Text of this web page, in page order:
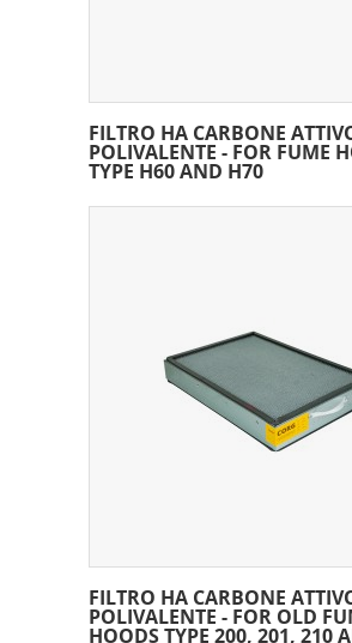
FILTRO HA CARBONE
POLIVALENTE - FOR FUME
TYPE H60 AND H70
FILTRO HA CARBONE
POLIVALENTE - FOR OLD
HOODS TYPE 200, 201, 210